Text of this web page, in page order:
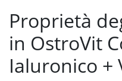
Proprietà
in OstroVit
Ialuronico +